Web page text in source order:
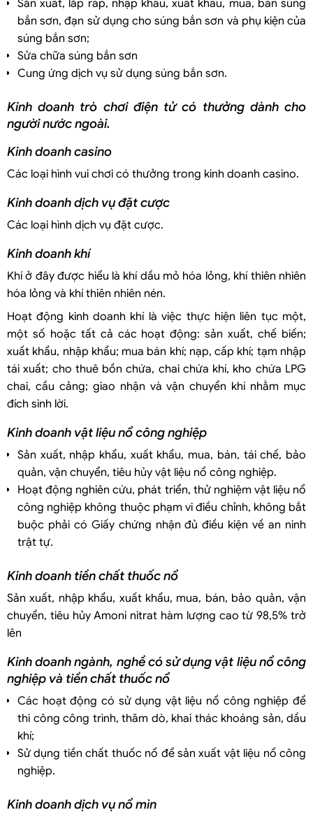
Sản xuất, lắp ráp, nhập khẩu, xuất khẩu, mua, bán súng
bắn sơn, đạn sử dụng cho súng bắn sơn và phụ kiện của
súng bắn sơn;
Sửa chữa súng bắn sơn
Cung ứng dịch vụ sử dụng súng bắn sơn.
Kinh doanh trò chơi điện tử có thưởng dành cho
người nước ngoài.
Kinh doanh casino
Các loại hình vui chơi có thưởng trong kinh doanh casino.
Kinh doanh dịch vụ đặt cược
Các loại hình dịch vụ đặt cược.
Kinh doanh khí
Khí ở đây được hiểu là khí dầu mỏ hóa lỏng, khí thiên nhiên
hóa lỏng và khí thiên nhiên nén.
Hoạt động kinh doanh khí là việc thực hiện liên tục một,
một số hoặc tất cả các hoạt động: sản xuất, chế biến;
xuất khẩu, nhập khẩu; mua bán khí; nạp, cấp khí; tạm nhập
tái xuất; cho thuê bồn chứa, chai chứa khí, kho chứa LPG
chai, cầu cảng; giao nhận và vận chuyển khí nhằm mục
đích sinh lời.
Kinh doanh vật liệu nổ công nghiệp
Sản xuất, nhập khẩu, xuất khẩu, mua, bán, tái chế, bảo
quản, vận chuyển, tiêu hủy vật liệu nổ công nghiệp.
Hoạt động nghiên cứu, phát triển, thử nghiệm vật liệu nổ
công nghiệp không thuộc phạm vi điều chỉnh, không bắt
buộc phải có Giấy chứng nhận đủ điều kiện về an ninh
trật tự.
Kinh doanh tiền chất thuốc nổ
Sản xuất, nhập khẩu, xuất khẩu, mua, bán, bảo quản, vận
chuyển, tiêu hủy Amoni nitrat hàm lượng cao từ 98,5% trở
lên
Kinh doanh ngành, nghề có sử dụng vật liệu nổ công
nghiệp và tiền chất thuốc nổ
Các hoạt động có sử dụng vật liệu nổ công nghiệp để
thi công công trình, thăm dò, khai thác khoáng sản, dầu
khí;
Sử dụng tiền chất thuốc nổ để sản xuất vật liệu nổ công
nghiệp.
Kinh doanh dịch vụ nổ mìn